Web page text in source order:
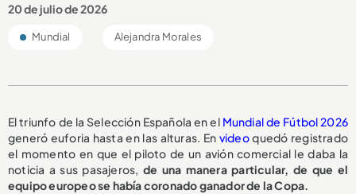
20 de julio de 2026
Mundial Alejandra Morales
El triunfo de la Selección Española en elMundial de Fútbol 2026
generó euforia hasta en las alturas. En videoquedó registrado
el momento en que el piloto de un avión comercial le daba la
noticia a sus pasajeros, de una manera particular, de que el
equipo europeo se había coronado ganador de la Copa.